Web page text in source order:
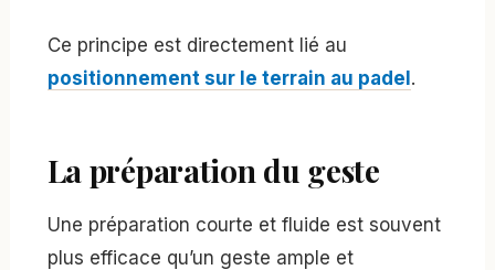
Ce principe est directement lié au
positionnement sur le terrain au padel.
La préparation du geste
Une préparation courte et fluide est souvent
plus efficace qu’un geste ample et